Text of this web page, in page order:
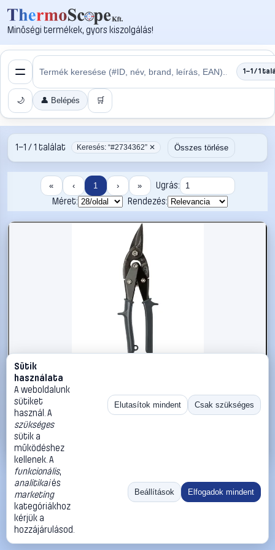
Minőségi termékek, gyors kiszolgálás!
1–1 / 1
🌙 👤 Belépés 🛒
1–1 / 1 találat Keresés: “#2734362” ✕ Összes törlése
« ‹ 1 › »
Ugrás:
Méret:
Rendezés:
#2734362
kwb Lemezvágó olló 926200
kwb Lemezvágó ollók, speciális vágó ollók
4 790 Ft
Kosárba
«
Méret:
Rendezés:
©2026
ThermoScope
Cégbemutató
Sütik
használata
A weboldalunk
sütiket
használ. A
szükséges
sütik a
működéshez
kellenek. A
funkcionális,
analitikaiés
marketing
kategóriákhoz
kérjük a
hozzájárulásod.
Elutasítok mindent Csak szükséges
Beállítások Elfogadok mindent